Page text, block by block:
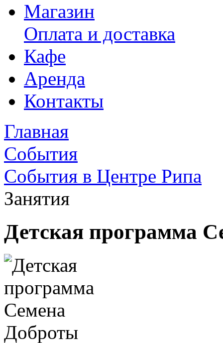
Магазин
Оплата и доставка
Кафе
Аренда
Контакты
Главная
События
События в Центре Рипа
Занятия
Детская программа